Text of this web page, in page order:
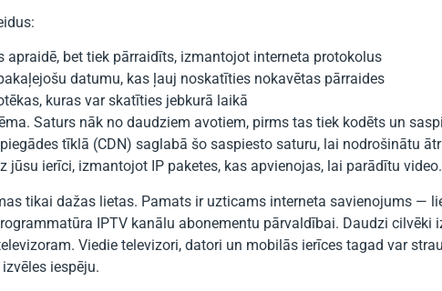
bet tiek pārraidīts, izmantojot interneta protokolus
datumu, kas ļauj noskatīties nokavētas pārraides
kuras var skatīties jebkurā laikā
Saturs nāk no daudziem avotiem, pirms tas tiek kodēts un
tīklā (CDN) saglabā šo saspiesto saturu, lai nodrošinātu
ierīci, izmantojot IP paketes, kas apvienojas, lai parādītu video.
tikai dažas lietas. Pamats ir uzticams interneta savienojums —
IPTV kanālu abonementu pārvaldībai. Daudzi cilvēki
Viedie televizori, datori un mobilās ierīces tagad var
iespēju.